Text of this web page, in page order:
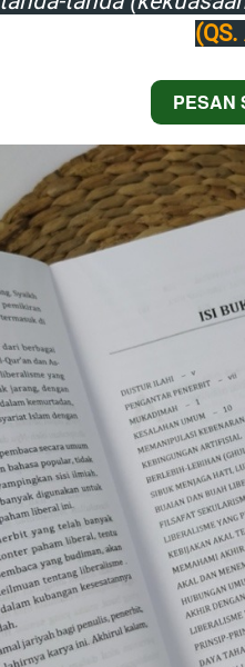
`PESAN